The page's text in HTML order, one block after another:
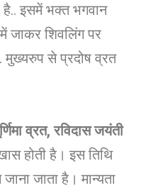
है.. इसमें भक्त भगवान
जाकर शिवलिंग पर
से प्रदोष व्रत
व्रत, रविदास जयंती
होती है। इस तिथि
जाता है। मान्‍यता